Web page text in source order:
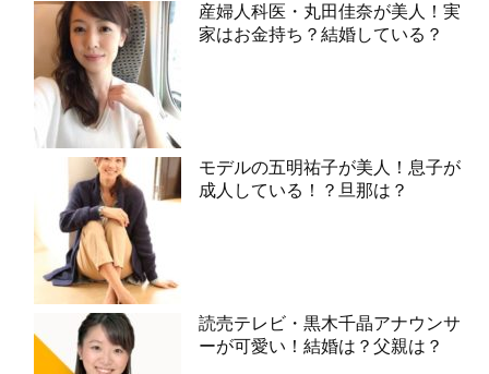
産婦人科医・丸田佳奈が美人！実
家はお金持ち？結婚している？
モデルの五明祐子が美人！息子が
成人している！？旦那は？
読売テレビ・黒木千晶アナウンサ
ーが可愛い！結婚は？父親は？